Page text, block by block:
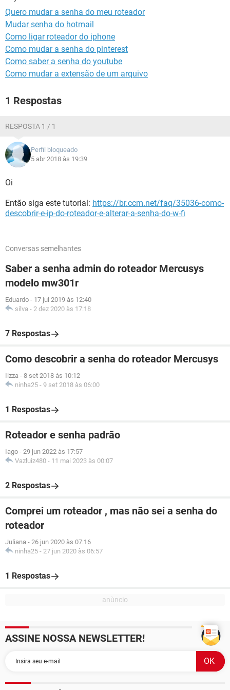
GUIA DE COMPRAS
Quero mudar a senha do meu roteador
Mudar senha do hotmail
Como ligar roteador do iphone
Como mudar a senha do pinterest
Como saber a senha do youtube
Como mudar a extensão de um arquivo
1 Respostas
RESPOSTA 1 / 1
Perfil bloqueado
5 abr 2018 às 19:39
Oi
Então siga este tutorial: https://br.ccm.net/faq/35036-como-
descobrir-e-ip-do-roteador-e-alterar-a-senha-do-w-fi
Conversas semelhantes
Saber a senha admin do roteador Mercusys
modelo mw301r
Eduardo - 17 jul 2019 às 12:40
silva - 2 dez 2020 às 17:18
7 Respostas
Como descobrir a senha do roteador Mercusys
Ilzza - 8 set 2018 às 10:12
ninha25 - 9 set 2018 às 06:00
1 Respostas
Roteador e senha padrão
Iago - 29 jun 2022 às 17:57
Vazluiz480 - 11 mai 2023 às 00:07
2 Respostas
Comprei um roteador , mas não sei a senha do
roteador
Juliana - 26 jun 2020 às 07:16
ninha25 - 27 jun 2020 às 06:57
1 Respostas
ASSINE NOSSA NEWSLETTER!